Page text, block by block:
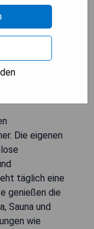
Der
ist eine
der
in etwa 20
sind mit
einem
Die eigenen
täglich eine
genießen die
Sauna und
wie